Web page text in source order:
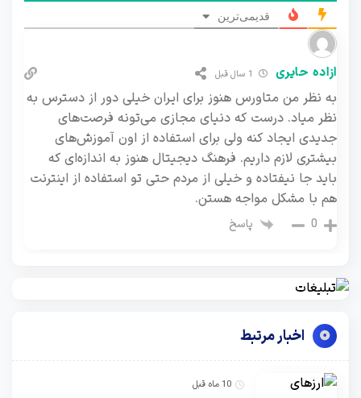
قدیمی‌ترین
ازاده حایری
به نظر من متاورس هنوز برای ایران خیلی دور از دسترس به
نظر میاد. درست که دنیای مجازی می‌تونه فرصت‌های
جدیدی ایجاد کنه ولی برای استفاده از اون آموزش‌های
بیشتری لازم داریم. فرهنگ دیجیتال هنوز به اندازه‌ای که
باید جا نیفتاده و خیلی از مردم حتی تو استفاده از اینترنت
هم با مشکل مواجه هستن.
0 پاسخ
اخبار مرتبط
10 ماه قبل